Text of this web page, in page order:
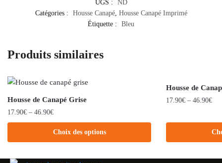
UGS :
ND
Catégories :
Housse Canapé, Housse Canapé Imprimé
Étiquette :
Bleu
Produits similaires
Housse de Canapé Grise
17.90€ – 46.90€
Choix des options
Housse de
17.90€ – 46.90€